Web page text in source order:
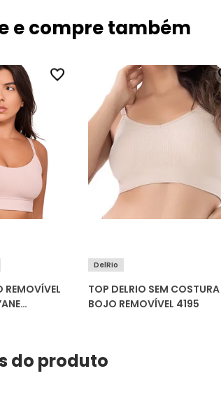
e compre também
REMOVÍVEL
DelRio
TOP DELRIO SEM COSTURA
BOJO REMOVÍVEL 4195
do produto